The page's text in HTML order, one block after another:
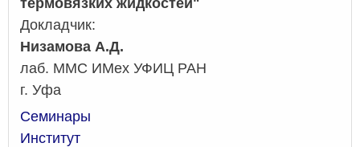
Докладчик:
Низамова А.Д.
лаб. ММС ИМех УФИЦ РАН
г. Уфа
Семинары
Институт